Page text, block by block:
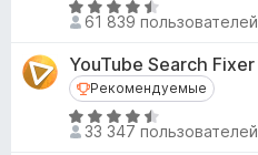
1
з
5
н
н
а
4
,
О
ц
е
н
е
н
61 839 пользователей
YouTube Search Fixer
Рекомендуемые
Рекомендуемые
О
ц
33 347 пользователей